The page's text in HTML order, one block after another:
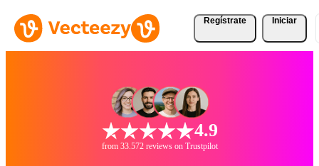
Regístrate Iniciar
4.9
from 33.572 reviews on Trustpilot